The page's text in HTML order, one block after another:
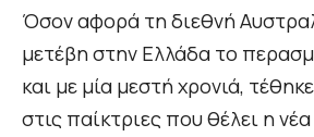
Όσον αφορά τη διεθνή
μετέβη στην Ελλάδα το
και με μία μεστή χρονιά,
στις παίκτριες που θέλει η